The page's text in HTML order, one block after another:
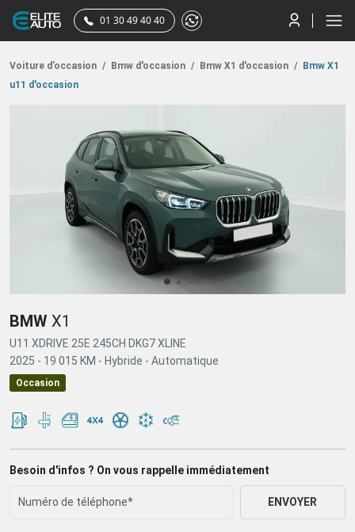
01 30 49 40 40
Voiture d’occasion / Bmw d'occasion / Bmw X1 d'occasion /
Bmw X1
u11 d'occasion
BMW X1
U11 XDRIVE 25E 245CH DKG7 XLINE
2025 - 19 015 KM - Hybride - Automatique
Occasion
Besoin d'infos ? On vous rappelle immédiatement
ENVOYER